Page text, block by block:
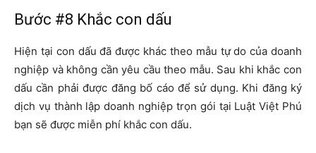
Bước #8 Khắc con dấu
Hiện tại con dấu đã được khác theo mẫu tự do của doanh
nghiệp và không cần yêu cầu theo mẫu. Sau khi khắc con
dấu cần phải được đăng bố cáo để sử dụng. Khi đăng ký
dịch vụ thành lập doanh nghiệp trọn gói tại Luật Việt Phú
bạn sẽ được miễn phí khắc con dấu.